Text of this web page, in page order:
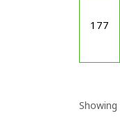
177
Showing